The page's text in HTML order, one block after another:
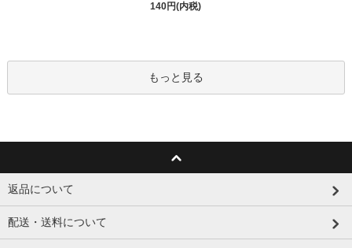
140円(内税)
もっと見る
返品について
配送・送料について